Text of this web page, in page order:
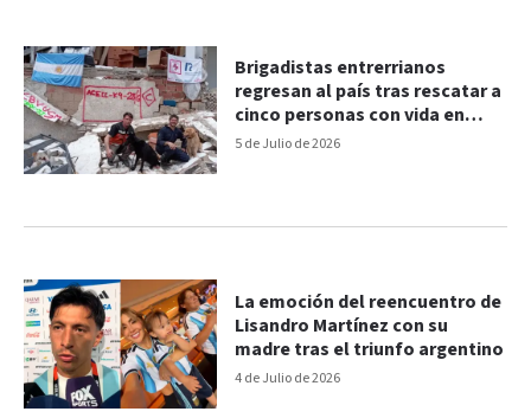
5 de Julio de 2026
Brigadistas entrerrianos
regresan al país tras rescatar a
cinco personas con vida en
Venezuela
4 de Julio de 2026
La emoción del reencuentro de
Lisandro Martínez con su
madre tras el triunfo argentino